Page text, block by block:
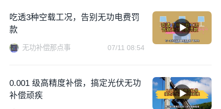
吃透3种空载工况，告别无功电费罚
款
无功补偿那点事 07/11 08:54
0.001 级高精度补偿，搞定光伏无功
补偿顽疾